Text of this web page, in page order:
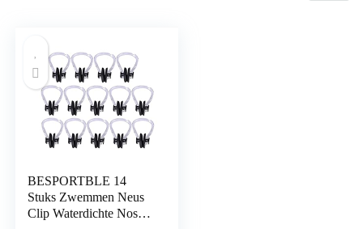
BESPORTBLE 14
Stuks Zwemmen Neus
Clip Waterdichte Nose